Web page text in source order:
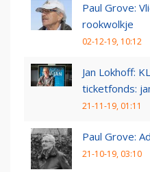
Paul Grove:
rookwolkje
02-12-19, 10:12
Jan Lokhoff:
ticketfonds:
21-11-19, 01:11
Paul Grove:
21-10-19, 03:10